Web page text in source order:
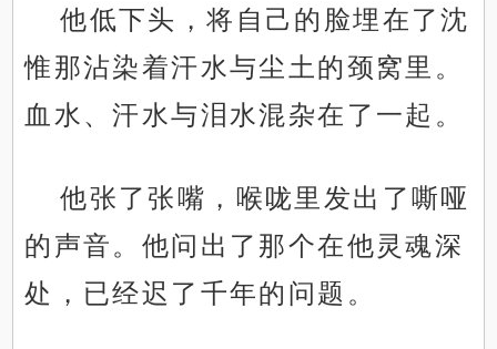
他低下头，将自己的脸埋在了沈
惟那沾染着汗水与尘土的颈窝里。
血水、汗水与泪水混杂在了一起。
他张了张嘴，喉咙里发出了嘶哑
的声音。他问出了那个在他灵魂深
处，已经迟了千年的问题。